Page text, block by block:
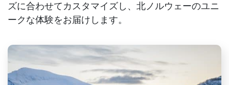
ズに合わせてカスタマイズし、北ノルウェーのユニ
ークな体験をお届けします。